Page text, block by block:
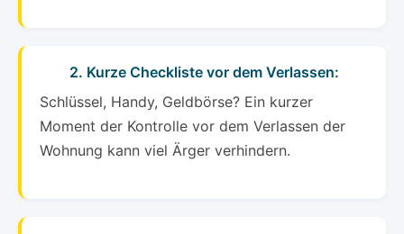
2. Kurze Checkliste vor dem Verlassen:
Schlüssel, Handy, Geldbörse? Ein kurzer
Moment der Kontrolle vor dem Verlassen der
Wohnung kann viel Ärger verhindern.